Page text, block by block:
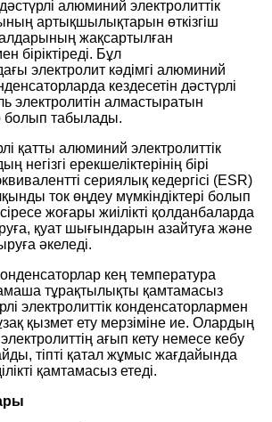
алюминий электролиттік
артықшылықтарын өткізгіш
жақсартылған
біріктіреді. Бұл
электролит кәдімгі алюминий
кездесетін дәстүрлі
электролитін алмастыратын
болып табылады.
қатты алюминий электролиттік
негізгі ерекшеліктерінің бірі
сериялық кедергісі (ESR)
ток өңдеу мүмкіндіктері болып
жоғары жиілікті қолданбаларда
қуат шығындарын азайтуға және
әкеледі.
кең температура
тұрақтылықты қамтамасыз
электролиттік конденсаторлармен
қызмет ету мерзіміне ие. Олардың
ағып кету немесе кебу
тіпті қатал жұмыс жағдайында
қамтамасыз етеді.